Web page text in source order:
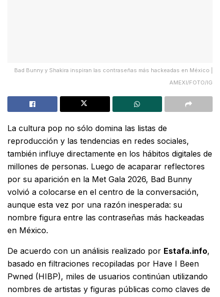
Bad Bunny y Shakira inspiran las contraseñas más hackeadas en México |
AMEXI/FOTO/IG
La cultura pop no sólo domina las listas de
reproducción y las tendencias en redes sociales,
también influye directamente en los hábitos digitales de
millones de personas. Luego de acaparar reflectores
por su aparición en la Met Gala 2026, Bad Bunny
volvió a colocarse en el centro de la conversación,
aunque esta vez por una razón inesperada: su
nombre figura entre las contraseñas más hackeadas
en México.
De acuerdo con un análisis realizado por Estafa.info,
basado en filtraciones recopiladas por Have I Been
Pwned (HIBP), miles de usuarios continúan utilizando
nombres de artistas y figuras públicas como claves de